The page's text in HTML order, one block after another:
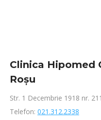
Clinica Hipomed
Roșu
Str. 1 Decembrie 1918 nr.
Telefon: 021.312.2338